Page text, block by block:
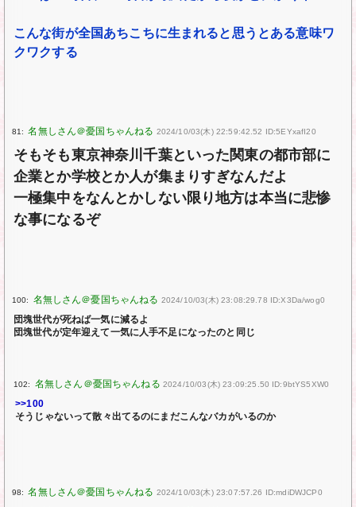
こんな街が全国あちこちに生まれると思うとある意味ワ
クワクする
81: 2024/10/03(木) 22:59:42.52 ID:5EYxafI20
そもそも東京神奈川千葉といった関東の都市部に
企業とか学校とか人が集まりすぎなんだよ
一極集中をなんとかしない限り地方は本当に悲惨
な事になるぞ
100: 2024/10/03(木) 23:08:29.78 ID:X3Da/wog0
団塊世代が死ねば一気に減るよ
団塊世代が定年迎えて一気に人手不足になったのと同じ
102: 2024/10/03(木) 23:09:25.50 ID:9btYS5XW0
>>100
そうじゃないって散々出てるのにまだこんなバカがいるのか
98: 2024/10/03(木) 23:07:57.26 ID:mdiDWJCP0